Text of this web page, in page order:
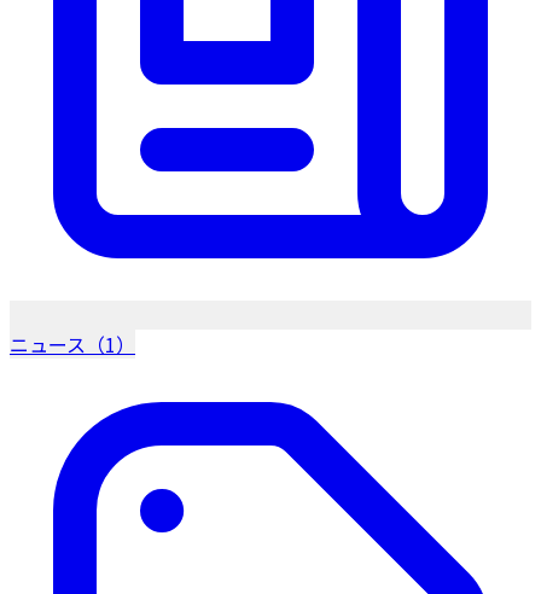
ニュース（1）